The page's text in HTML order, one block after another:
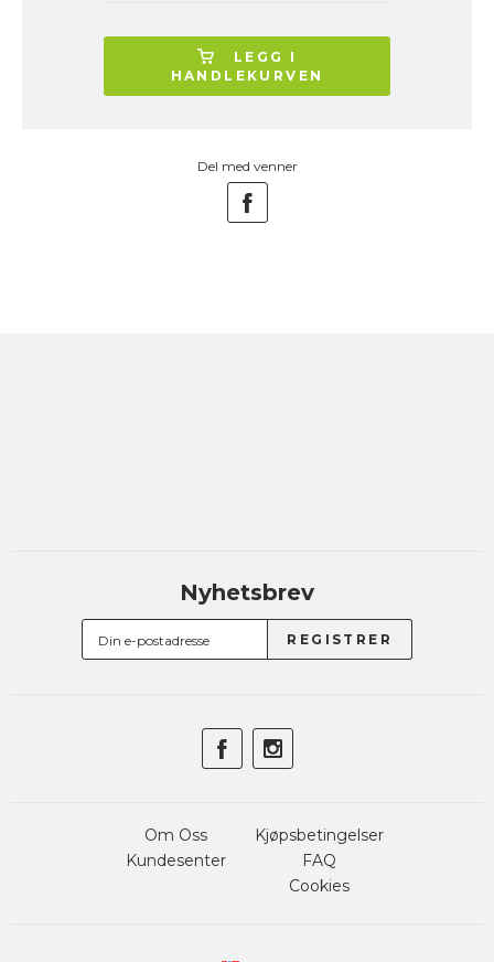
LEGG I
HANDLEKURVEN
Del med venner
Nyhetsbrev
Om Oss
Kundesenter
Kjøpsbetingelser
FAQ
Cookies